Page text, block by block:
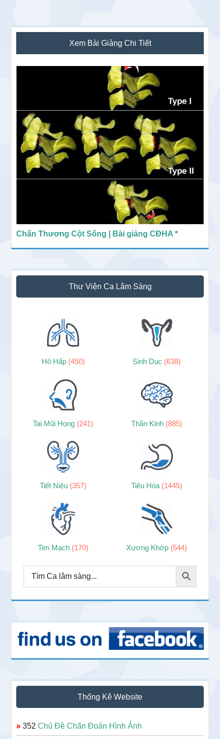
Sidebar
chính
Xem Bài Giảng Chi Tiết
Chấn Thương Cột Sống | Bài giảng CĐHA *
Thư Viện Ca Lâm Sàng
Hô Hấp (450) Sinh Dục (638)
Tai Mũi Họng (241) Thần Kinh (885)
Tiết Niệu (357) Tiêu Hóa (1445)
Tim Mạch (170) Xương Khớp (544)
Thống Kê Website
» 352Chủ Đề Chẩn Đoán Hình Ảnh